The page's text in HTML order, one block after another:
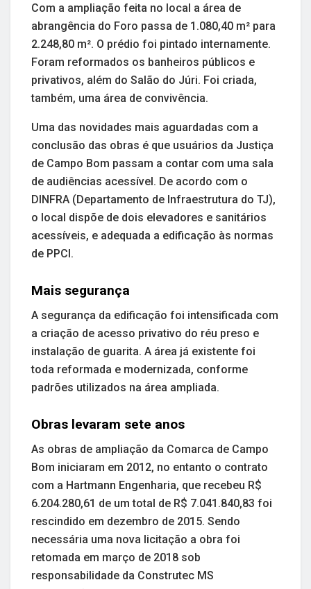
Com a ampliação feita no local a área de
abrangência do Foro passa de 1.080,40 m² para
2.248,80 m². O prédio foi pintado internamente.
Foram reformados os banheiros públicos e
privativos, além do Salão do Júri. Foi criada,
também, uma área de convivência.
Uma das novidades mais aguardadas com a
conclusão das obras é que usuários da Justiça
de Campo Bom passam a contar com uma sala
de audiências acessível. De acordo com o
DINFRA (Departamento de Infraestrutura do TJ),
o local dispõe de dois elevadores e sanitários
acessíveis, e adequada a edificação às normas
de PPCI.
Mais segurança
A segurança da edificação foi intensificada com
a criação de acesso privativo do réu preso e
instalação de guarita. A área já existente foi
toda reformada e modernizada, conforme
padrões utilizados na área ampliada.
Obras levaram sete anos
As obras de ampliação da Comarca de Campo
Bom iniciaram em 2012, no entanto o contrato
com a Hartmann Engenharia, que recebeu R$
6.204.280,61 de um total de R$ 7.041.840,83 foi
rescindido em dezembro de 2015. Sendo
necessária uma nova licitação a obra foi
retomada em março de 2018 sob
responsabilidade da Construtec MS